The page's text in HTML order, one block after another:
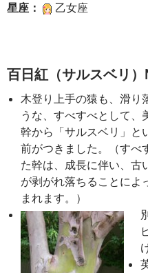
星座： 乙女座
百日紅（サルスベリ
木登り上手の猿も、滑り
うな、すべすべとして、
幹から「サルスベリ」と
前がつきました。（すべ
た幹は、成長に伴い、古
が剥がれ落ちることによ
まれます。）